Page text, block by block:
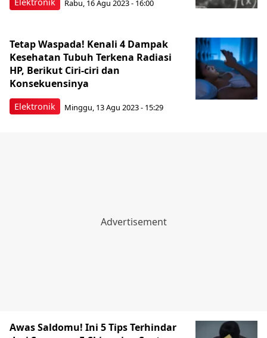
Rabu, 16 Agu 2023 - 16:00
Elektronik
Tetap Waspada! Kenali 4 Dampak
Kesehatan Tubuh Terkena Radiasi
HP, Berikut Ciri-ciri dan
Konsekuensinya
Minggu, 13 Agu 2023 - 15:29
Awas Saldomu! Ini 5 Tips Terhindar